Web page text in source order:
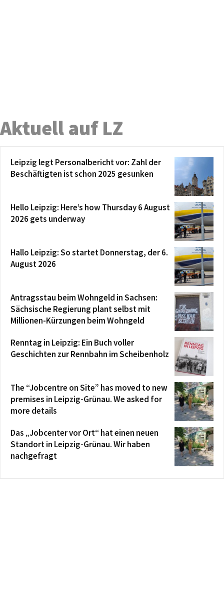
Aktuell auf LZ
Leipzig legt Personalbericht vor: Zahl der
Beschäftigten ist schon 2025 gesunken
Hello Leipzig: Here’s how Thursday 6 August
2026 gets underway
Hallo Leipzig: So startet Donnerstag, der 6.
August 2026
Antragsstau beim Wohngeld in Sachsen:
Sächsische Regierung plant selbst mit
Millionen-Kürzungen beim Wohngeld
Renntag in Leipzig: Ein Buch voller
Geschichten zur Rennbahn im Scheibenholz
The “Jobcentre on Site” has moved to new
premises in Leipzig-Grünau. We asked for
more details
Das „Jobcenter vor Ort“ hat einen neuen
Standort in Leipzig-Grünau. Wir haben
nachgefragt